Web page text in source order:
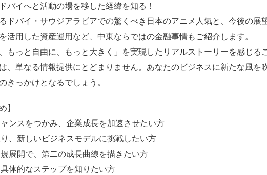
バイへと活動の場を移した経緯を知る！
ドバイ・サウジアラビアでの驚くべき日本のアニメ人氣と、今後の展
活用した資産運用など、中東ならではの金融事情もご紹介します。
もっと自由に、もっと大きく」を実現したリアルストーリーを感じる
、単なる情報提供にとどまりません。あなたのビジネスに新たな風を
きっかけとなるでしょう。
】
ンスをつかみ、企業成長を加速させたい方
、新しいビジネスモデルに挑戦したい方
展開で、第二の成長曲線を描きたい方
体的なステップを知りたい方